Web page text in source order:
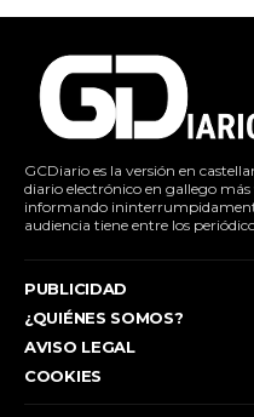
GCDiario es la versión en
diario electrónico en gallego
informando
audiencia tiene entre los
PUBLICIDAD
¿QUIÉNES SOMOS?
AVISO LEGAL
COOKIES